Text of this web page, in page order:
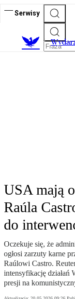
Serwisy
USA mają
Raúla
do
Oczekuje się, że
ogłosi zarzuty karne
Raúlowi Castro.
intensyfikację działań
presji na